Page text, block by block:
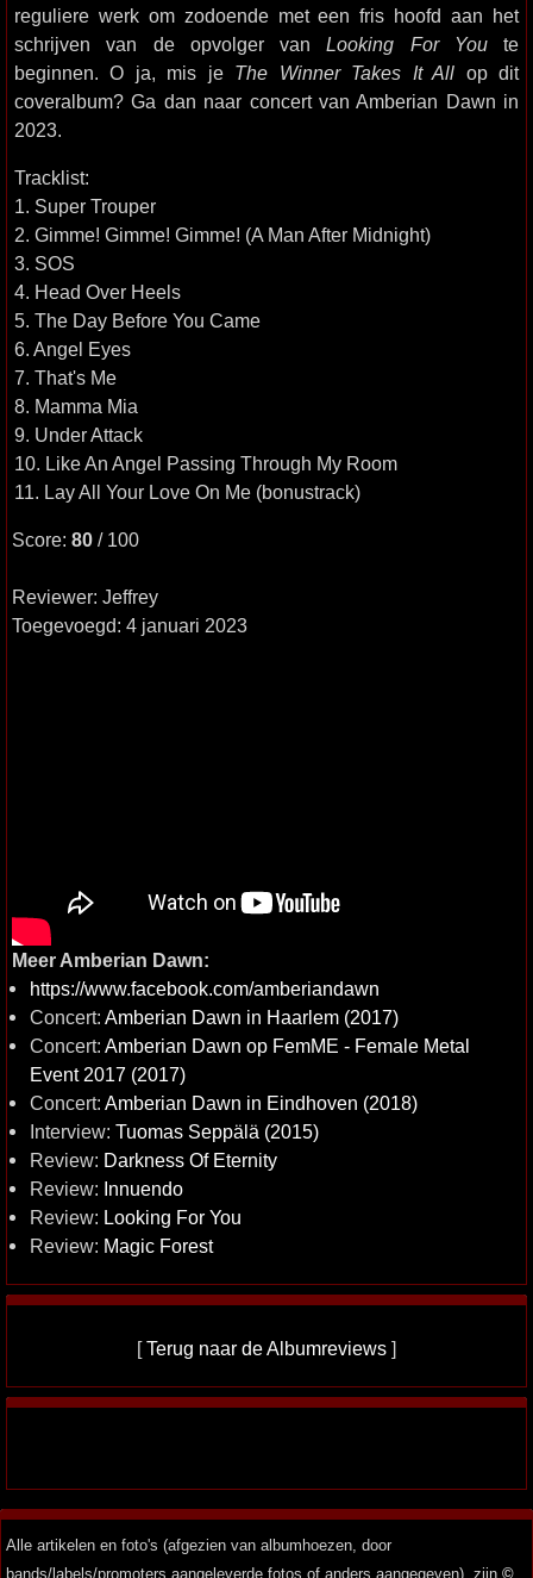
reguliere werk om zodoende met een fris hoofd aan het
schrijven van de opvolger vanLooking For Youte
beginnen. O ja, mis je The Winner Takes It All op dit
coveralbum? Ga dan naar concert van Amberian Dawn in
2023.
Tracklist:
1. Super Trouper
2. Gimme! Gimme! Gimme! (A Man After Midnight)
3. SOS
4. Head Over Heels
5. The Day Before You Came
6. Angel Eyes
7. That's Me
8. Mamma Mia
9. Under Attack
10. Like An Angel Passing Through My Room
11. Lay All Your Love On Me (bonustrack)
Score: 80 / 100
Reviewer: Jeffrey
Toegevoegd: 4 januari 2023
Meer Amberian Dawn:
https://www.facebook.com/amberiandawn
Concert: Amberian Dawn in Haarlem (2017)
Concert: Amberian Dawn op FemME - Female Metal
Event 2017 (2017)
Concert: Amberian Dawn in Eindhoven (2018)
Interview: Tuomas Seppälä (2015)
Review: Darkness Of Eternity
Review: Innuendo
Review: Looking For You
Review: Magic Forest
[Terug naar de Albumreviews ]
Alle artikelen en foto's (afgezien van albumhoezen, door
bands/labels/promoters aangeleverde fotos of anders aangegeven), zijn ©